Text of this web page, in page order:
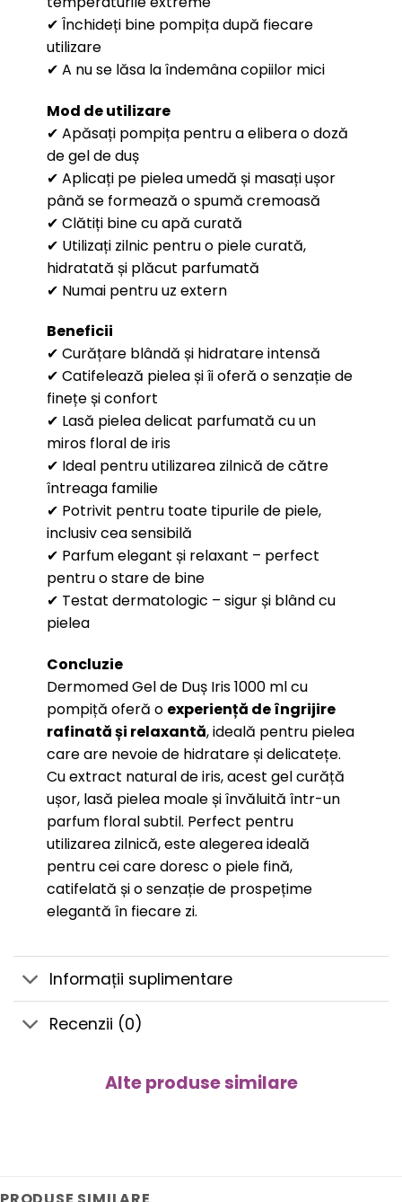
✔ Închideți bine pompița după fiecare
utilizare
✔ A nu se lăsa la îndemâna copiilor mici
Mod de utilizare
✔ Apăsați pompița pentru a elibera o doză
de gel de duș
✔ Aplicați pe pielea umedă și masați ușor
până se formează o spumă cremoasă
✔ Clătiți bine cu apă curată
✔ Utilizați zilnic pentru o piele curată,
hidratată și plăcut parfumată
✔ Numai pentru uz extern
Beneficii
✔ Curățare blândă și hidratare intensă
✔ Catifelează pielea și îi oferă o senzație de
finețe și confort
✔ Lasă pielea delicat parfumată cu un
miros floral de iris
✔ Ideal pentru utilizarea zilnică de către
întreaga familie
✔ Potrivit pentru toate tipurile de piele,
inclusiv cea sensibilă
✔ Parfum elegant și relaxant – perfect
pentru o stare de bine
✔ Testat dermatologic – sigur și blând cu
pielea
Concluzie
Dermomed Gel de Duș Iris 1000 ml cu
pompiță oferă o experiență de îngrijire
rafinată și relaxantă, ideală pentru pielea
care are nevoie de hidratare și delicatețe.
Cu extract natural de iris, acest gel curăță
ușor, lasă pielea moale și învăluită într-un
parfum floral subtil. Perfect pentru
utilizarea zilnică, este alegerea ideală
pentru cei care doresc o piele fină,
catifelată și o senzație de prospețime
elegantă în fiecare zi.
Informații suplimentare
Recenzii (0)
Alte produse similare